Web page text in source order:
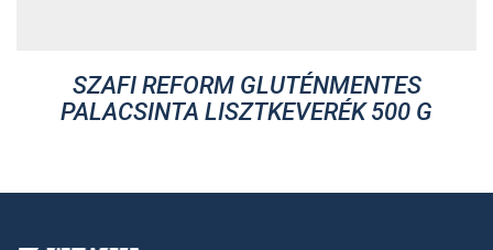
SZAFI REFORM GLUTÉNMENTES
PALACSINTA LISZTKEVERÉK 500 G